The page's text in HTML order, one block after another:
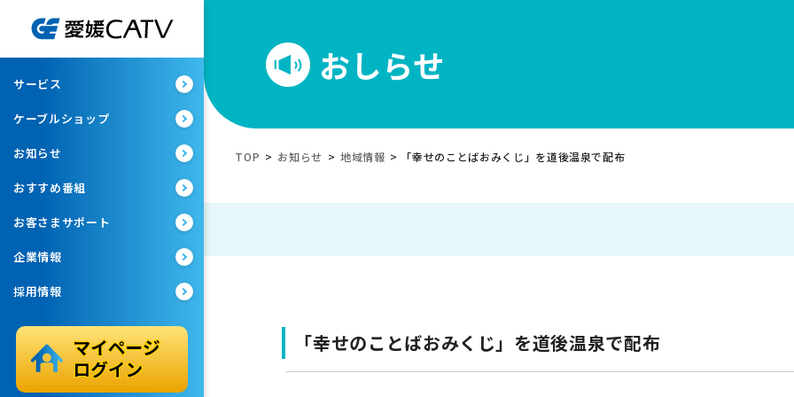
サービス
ケーブルショップ
お知らせ
おすすめ番組
お客さまサポート
企業情報
採用情報
おしらせ
TOP > お知らせ > 地域情報 > 「幸せのことばおみくじ」を道後温泉で配布
「幸せのことばおみくじ」を道後温泉で配布